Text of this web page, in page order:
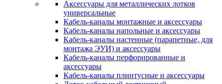
Аксессуары для металлических лотков
универсальные
Кабель-каналы монтажные и аксессуары
Кабель-каналы напольные и аксессуары
Кабель-каналы настенные (парапетные, для
монтажа ЭУИ) и аксессуары
Кабель-каналы перфорированные и
аксессуары
Кабель-каналы плинтусные и аксессуары